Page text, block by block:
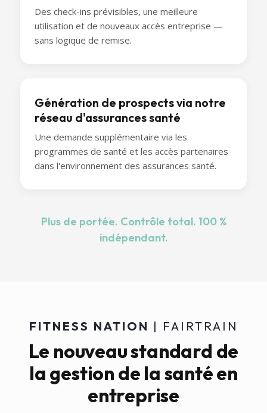
Des check-ins prévisibles, une meilleure
utilisation et de nouveaux accès entreprise —
sans logique de remise.
Génération de prospects via notre
réseau d'assurances santé
Une demande supplémentaire via les
programmes de santé et les accès partenaires
dans l'environnement des assurances santé.
Plus de portée. Contrôle total. 100 %
indépendant.
FITNESS NATION | FAIRTRAIN
Le nouveau standard de
la gestion de la santé en
entreprise